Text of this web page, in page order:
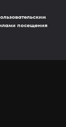
посещения